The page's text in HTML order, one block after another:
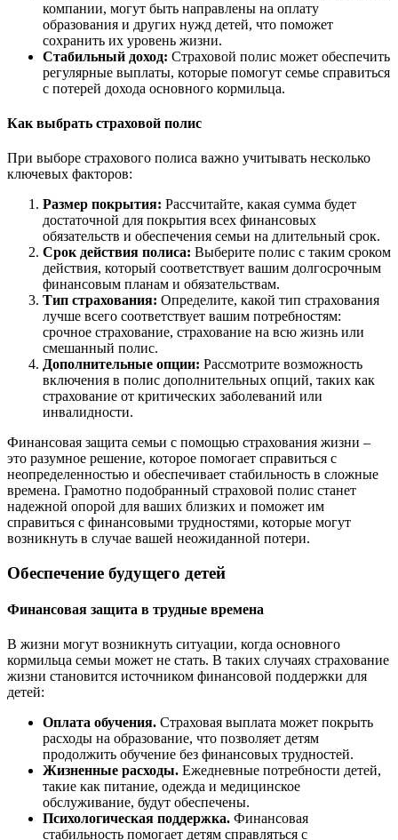
компании, могут быть направлены на оплату
образования и других нужд детей, что поможет
сохранить их уровень жизни.
Стабильный доход: Страховой полис может обеспечить
регулярные выплаты, которые помогут семье справиться
с потерей дохода основного кормильца.
Как выбрать страховой полис
При выборе страхового полиса важно учитывать несколько
ключевых факторов:
Размер покрытия: Рассчитайте, какая сумма будет
достаточной для покрытия всех финансовых
обязательств и обеспечения семьи на длительный срок.
Срок действия полиса: Выберите полис с таким сроком
действия, который соответствует вашим долгосрочным
финансовым планам и обязательствам.
Тип страхования: Определите, какой тип страхования
лучше всего соответствует вашим потребностям:
срочное страхование, страхование на всю жизнь или
смешанный полис.
Дополнительные опции: Рассмотрите возможность
включения в полис дополнительных опций, таких как
страхование от критических заболеваний или
инвалидности.
Финансовая защита семьи с помощью страхования жизни –
это разумное решение, которое помогает справиться с
неопределенностью и обеспечивает стабильность в сложные
времена. Грамотно подобранный страховой полис станет
надежной опорой для ваших близких и поможет им
справиться с финансовыми трудностями, которые могут
возникнуть в случае вашей неожиданной потери.
Обеспечение будущего детей
Финансовая защита в трудные времена
В жизни могут возникнуть ситуации, когда основного
кормильца семьи может не стать. В таких случаях страхование
жизни становится источником финансовой поддержки для
детей:
Оплата обучения. Страховая выплата может покрыть
расходы на образование, что позволяет детям
продолжить обучение без финансовых трудностей.
Жизненные расходы. Ежедневные потребности детей,
такие как питание, одежда и медицинское
обслуживание, будут обеспечены.
Психологическая поддержка. Финансовая
стабильность помогает детям справляться с